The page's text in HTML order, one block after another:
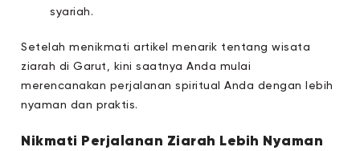
syariah.
Setelah menikmati artikel menarik tentang wisata
ziarah di Garut, kini saatnya Anda mulai
merencanakan perjalanan spiritual Anda dengan lebih
nyaman dan praktis.
Nikmati Perjalanan Ziarah Lebih Nyaman